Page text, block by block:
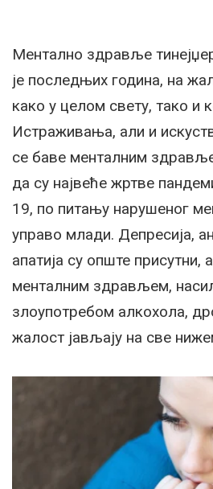
Ментално здравље
је последњих година, на
како у целом свету, тако и
Истраживања, али и
се баве менталним
да су највеће жртве
19, по питању нарушеног
управо млади. Депресија,
апатија су опште присутни,
менталним здрављем,
злоупотребом алкохола,
жалост јављају на све